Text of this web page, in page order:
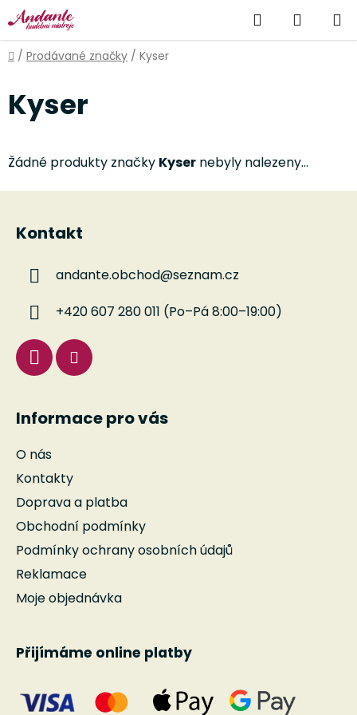
Přejít
na
obsah
Hledat
KOŠÍK
Domů
/ Prodávané značky / Kyser
Kyser
Žádné produkty značky Kyser nebyly nalezeny...
Kontakt
andante.obchod@seznam.cz
+420 607 280 011 (Po–Pá 8:00–19:00)
Informace pro vás
O nás
Kontakty
Doprava a platba
Obchodní podmínky
Podmínky ochrany osobních údajů
Reklamace
Moje objednávka
Přijímáme online platby